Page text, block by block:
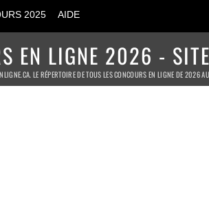
2025 AIDE
EN LIGNE 2026 -
LE RÉPERTOIRE DE TOUS LES CONCOURS EN LIGNE DE 2026